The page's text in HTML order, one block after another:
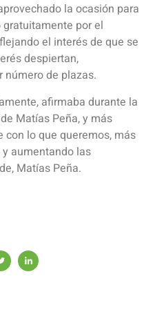
la ocasión para
por el
el interés de que se
despiertan,
número de plazas.
afirmaba durante la
Matías Peña, y más
lo que queremos, más
aumentando las
Matías Peña.